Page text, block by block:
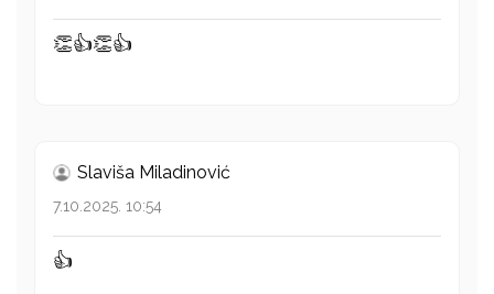
👏👍👏👍
Slaviša Miladinović
7.10.2025. 10:54
👍